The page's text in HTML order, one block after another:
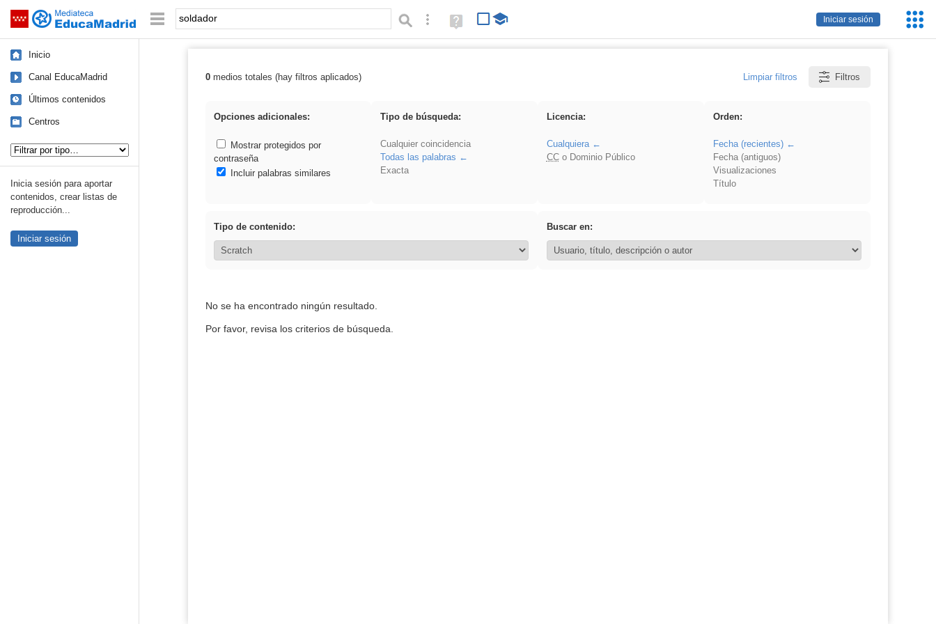
Saltar navegación
Iniciar sesión
Palabra o frase: Búsqueda avanzada
Ayuda
(en
Inicio
Canal EducaMadrid
Últimos contenidos
Centros
Inicia sesión para aportar
contenidos, crear listas de
reproducción...
Iniciar sesión
Resultados de: soldador
0medios totales (hay filtros aplicados) Limpiar filtros Filtros
Opciones adicionales:
Mostrar protegidos por
contraseña
Incluir palabras similares
Tipo de búsqueda:
Cualquier coincidencia
Todas las palabras
Exacta
Licencia:
Cualquiera
CCo Dominio Público
Orden:
Fecha (recientes)
Fecha (antiguos)
Visualizaciones
Título
Tipo de contenido: Buscar en:
No se ha encontrado ningún resultado.
Por favor, revisa los criterios de búsqueda.